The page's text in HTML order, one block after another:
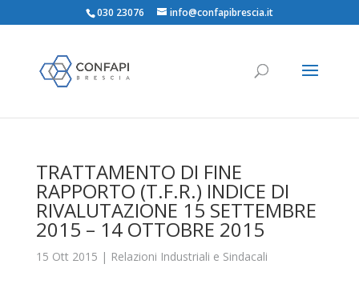
030 23076 info@confapibrescia.it
TRATTAMENTO DI FINE
RAPPORTO (T.F.R.) INDICE DI
RIVALUTAZIONE 15 SETTEMBRE
2015 – 14 OTTOBRE 2015
15 Ott 2015 | Relazioni Industriali e Sindacali